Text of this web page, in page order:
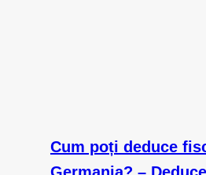
Cum poți deduce